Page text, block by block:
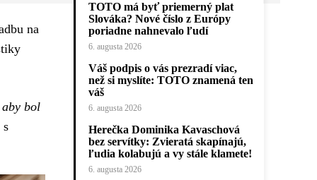
na
bol
s
TOTO má byť priemerný plat
Slováka? Nové číslo z Európy
poriadne nahnevalo ľudí
6. augusta 2026
Váš podpis o vás prezradí viac,
než si myslíte: TOTO znamená ten
váš
6. augusta 2026
Herečka Dominika Kavaschová
bez servítky: Zvieratá skapínajú,
ľudia kolabujú a vy stále klamete!
6. augusta 2026